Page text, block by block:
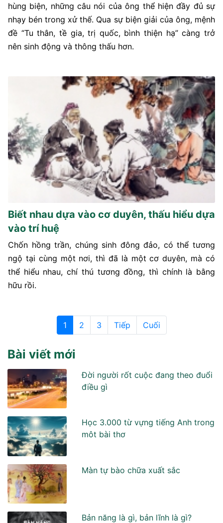
hùng biện, những câu nói của ông thể hiện đầy đủ sự
nhạy bén trong xử thế. Qua sự biện giải của ông, mệnh
đề “Tu thân, tề gia, trị quốc, bình thiện hạ” càng trở
nên sinh động và thông thấu hơn.
Biết nhau dựa vào cơ duyên, thấu hiểu dựa
vào trí huệ
Chốn hồng trần, chúng sinh đông đảo, có thể tương
ngộ tại cùng một nơi, thì đã là một cơ duyên, mà có
thể hiểu nhau, chí thú tương đồng, thì chính là bằng
hữu rồi.
1 2 3 Tiếp Cuối
Bài viết mới
Đời người rốt cuộc đang theo đuổi
điều gì
Học 3.000 từ vựng tiếng Anh trong
môt bài thơ
Màn tự bào chữa xuất sắc
Bản năng là gì, bản lĩnh là gì?